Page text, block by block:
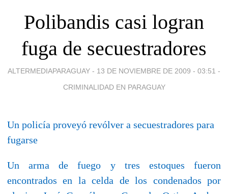
Polibandis casi logran
fuga de secuestradores
ALTERMEDIAPARAGUAY - 13 DE NOVIEMBRE DE 2009 - 03:51 -
CRIMINALIDAD EN PARAGUAY
Un policía proveyó revólver a secuestradores para
fugarse
Un arma de fuego y tres estoques fueron
encontrados en la celda de los condenados por